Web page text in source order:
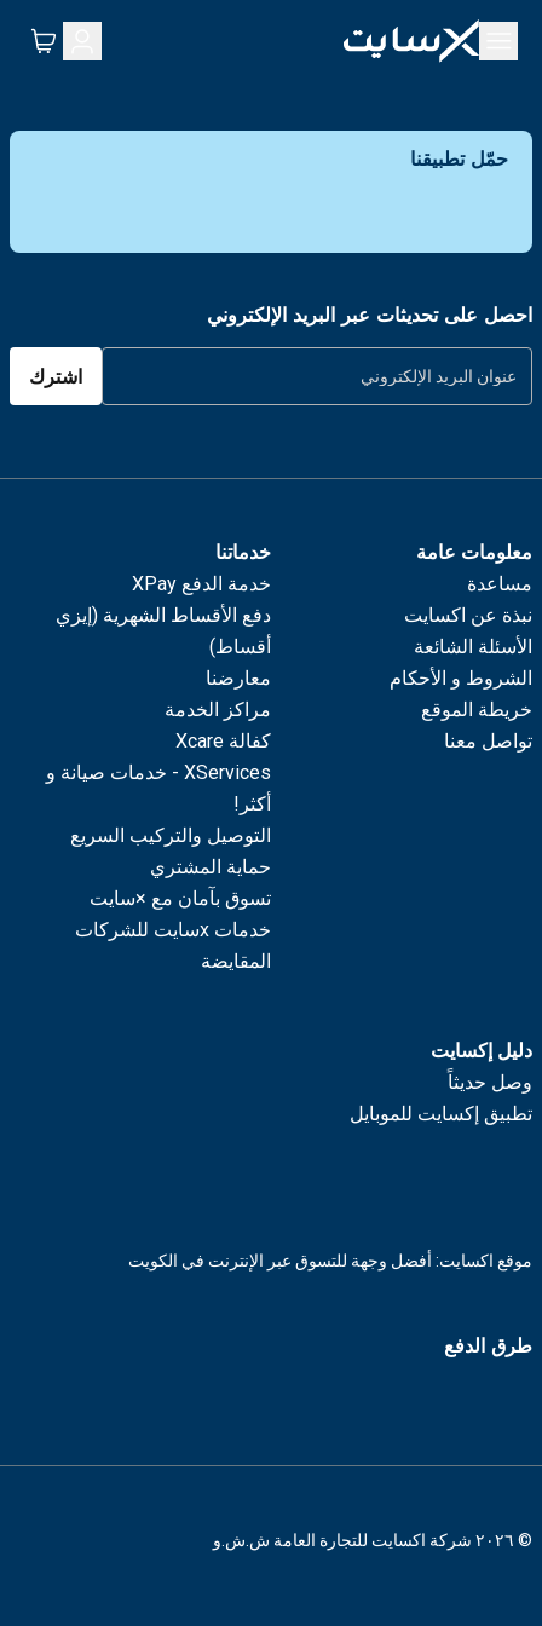
حمّل تطبيقنا
احصل على تحديثات عبر البريد الإلكتروني
اشترك
معلومات عامة
مساعدة
نبذة عن اكسايت
الأسئلة الشائعة
الشروط و الأحكام
خريطة الموقع
تواصل معنا
خدماتنا
خدمة الدفع XPay
دفع الأقساط الشهرية (إيزي
أقساط)
معارضنا
مراكز الخدمة
كفالة Xcare
XServices - خدمات صيانة و
أكثر!
التوصيل والتركيب السريع
حماية المشتري
تسوق بآمان مع ×سايت
خدمات xسايت للشركات
المقايضة
دليل إكسايت
وصل حديثاً
تطبيق إكسايت للموبايل
موقع اكسايت: أفضل وجهة للتسوق عبر الإنترنت في الكويت
طرق الدفع
© ٢٠٢٦ شركة اكسايت للتجارة العامة ش.ش.و